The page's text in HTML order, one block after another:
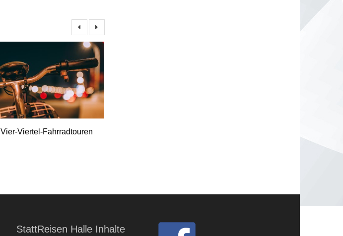
Vier-Viertel-Fahrradtouren
StattReisen Halle Inhalte